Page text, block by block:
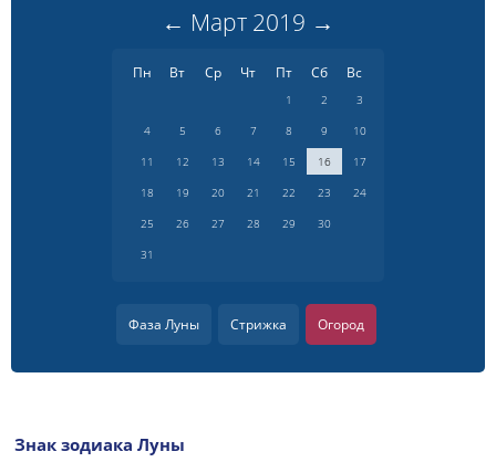
← Март 2019 →
Пн Вт Ср Чт Пт Сб Вс
1 2
3
4
5 6 7 8 9
10
11
12 13 14 15 16
17
18
19 20 21 22 23
24
25
26 27 28 29
30
31
Фаза Луны Стрижка Огород
Знак зодиака Луны